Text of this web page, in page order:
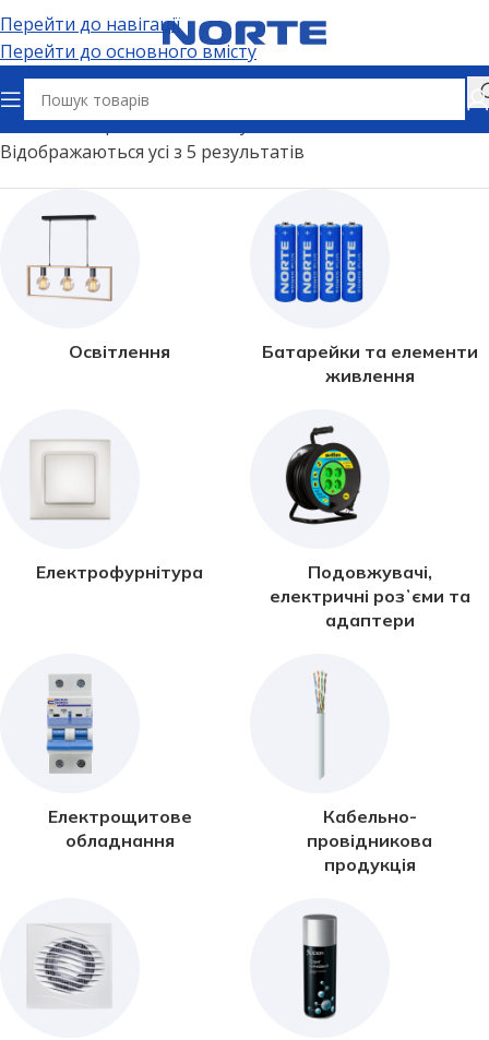
Перейти до навігації
Перейти до основного вмісту
Головна Форма колби Капсула
Відображаються усі з 5 результатів
Освітлення
Батарейки та елементи
живлення
Електрофурнітура
Подовжувачі,
електричні розʼєми та
адаптери
Електрощитове
обладнання
Кабельно-
провідникова
продукція